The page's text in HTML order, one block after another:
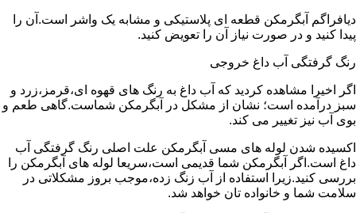
دیافراگم آبگرمکن قطعه ای پلاستیکی و مشابه یک واشر است.آن را
پیدا کنید و در صورت نیاز آن را تعویض کنید.
رنگ گرفتگی آب داغ خروجی
اگر اخیرا مشاهده کردید که آب داغ به رنگ های قهوه ای،قرمز،زرد و
سبز درآمده است؛ نشان از مشکل در آبگرمکن شماست.گاهی طعم و
بوی آب نیز تغییر می کند.
اکسیده شدن لوله های مسی آبگرمکن علت اصلی رنگ گرفتگی آب
داغ است.اگر آبگرمکن شما قدیمی است،سریعا لوله های آبگرمکن را
بررسی کنید.زیرا استفاده از آب زنگ زده،موجب بروز مشکلاتی در
سلامت شما و خانواده تان خواهد شد.